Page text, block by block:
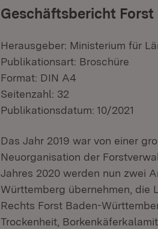
Geschäftsbericht Forst
Herausgeber: Ministerium für
Publikationsart: Broschüre
Format: DIN A4
Seitenzahl: 32
Publikationsdatum: 10/2021
Das Jahr 2019 war von einer
Neuorganisation der
Jahres 2020 werden nun zwei
Württemberg übernehmen,
Rechts Forst Baden-
Trockenheit,